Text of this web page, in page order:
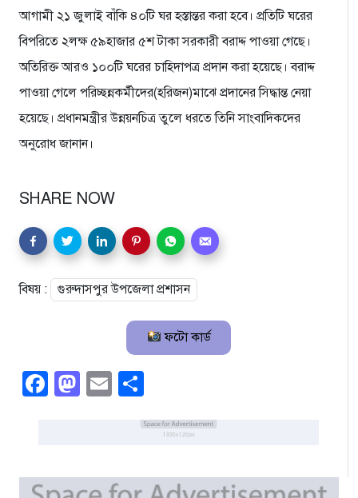
আগামী ২১ জুলাই বাঁকি ৪০টি ঘর হস্তান্তর করা হবে। প্রতিটি ঘরের
বিপরিতে ২লক্ষ ৫৯হাজার ৫শ টাকা সরকারী বরাদ্দ পাওয়া গেছে।
অতিরিক্ত আরও ১০০টি ঘরের চাহিদাপত্র প্রদান করা হয়েছে। বরাদ্দ
পাওয়া গেলে পরিচ্ছন্নকর্মীদের(হরিজন)মাঝে প্রদানের সিদ্ধান্ত নেয়া
হয়েছে। প্রধানমন্ত্রীর উন্নয়নচিত্র তুলে ধরতে তিনি সাংবাদিকদের
অনুরোধ জানান।
SHARE NOW
বিষয় : গুরুদাসপুর উপজেলা প্রশাসন
ফটো কার্ড
Facebook
Mastodon
Email